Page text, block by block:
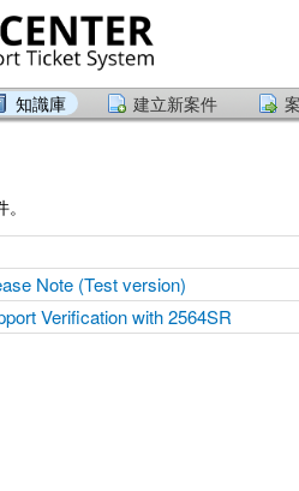
知識庫 建立新案件
Note (Test version)
Verification with 2564SR